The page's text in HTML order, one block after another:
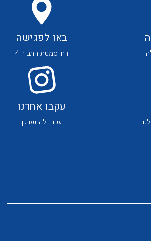
לכל מוצרי היצרן
באו לפגישה
רח' סמטת התבור 4
עקבו אחרנו
עקבו להתעדכן